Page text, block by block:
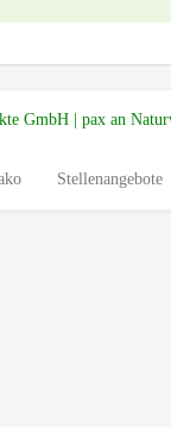
GmbH | pax an
Stellenangebote